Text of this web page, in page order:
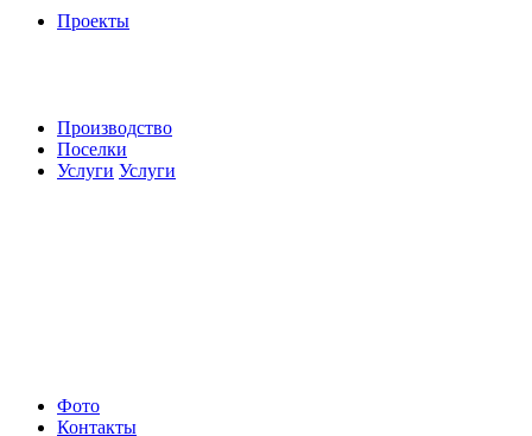
Проекты
Производство
Поселки
Услуги Услуги
Фото
Контакты